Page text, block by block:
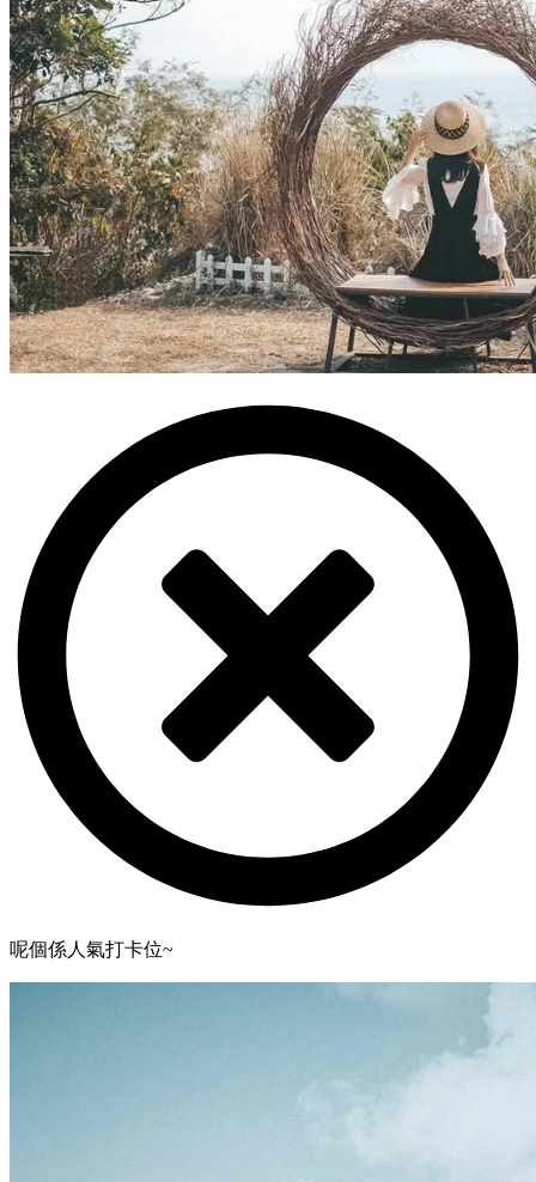
呢個係人氣打卡位~